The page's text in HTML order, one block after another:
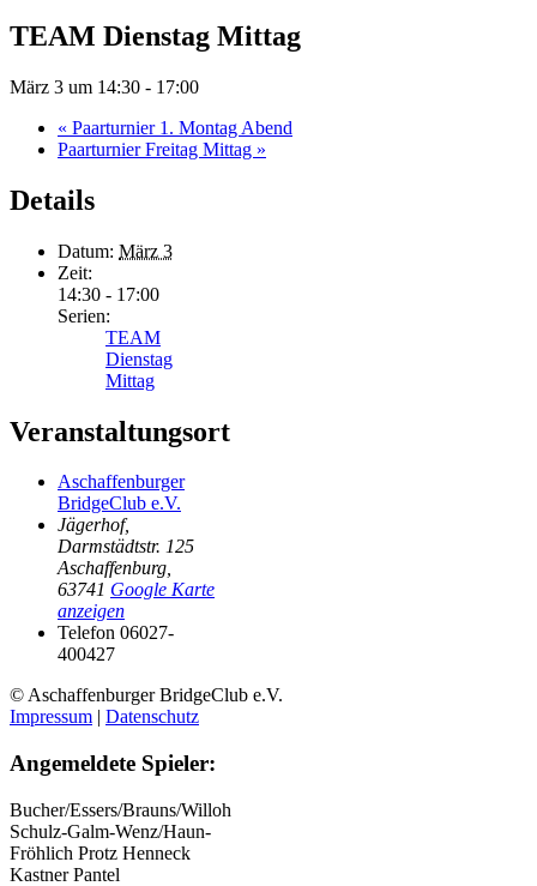
TEAM Dienstag Mittag
März 3 um 14:30 - 17:00
« Paarturnier 1. Montag Abend
Paarturnier Freitag Mittag »
Details
Datum: März 3
Zeit:
14:30 - 17:00
Serien:
TEAM
Dienstag
Mittag
Veranstaltungsort
Aschaffenburger
BridgeClub e.V.
Jägerhof,
Darmstädtstr. 125
Aschaffenburg,
63741 Google Karte
anzeigen
Telefon 06027-
400427
© Aschaffenburger BridgeClub e.V.
Impressum | Datenschutz
Angemeldete Spieler:
Bucher/Essers/Brauns/Willoh
Schulz-Galm-Wenz/Haun-
Fröhlich Protz Henneck
Kastner Pantel